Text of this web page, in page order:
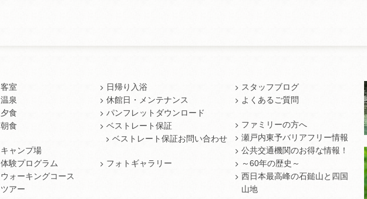
客室
温泉
夕食
朝食
キャンプ場
体験プログラム
ウォーキングコース
ツアー
日帰り入浴
休館日・メンテナンス
パンフレットダウンロード
ベストレート保証
ベストレート保証お問い合わせ
フォトギャラリー
スタッフブログ
よくあるご質問
ファミリーの方へ
瀬戸内東予バリアフリー情報
公共交通機関のお得な情報！
～60年の歴史～
西日本最高峰の石鎚山と四国
山地